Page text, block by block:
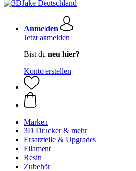
Anmelden
Jetzt anmelden
Bist du neu hier?
Konto erstellen
Marken
3D Drucker & mehr
Ersatzteile & Upgrades
Filament
Resin
Zubehör